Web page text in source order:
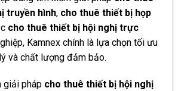
truyền hình, cho thuê thiết bị họp
cho thuê thiết bị hội nghị trực
Kamnex chính là lựa chọn tối ưu
và chất lượng đảm bảo.
giải pháp cho thuê thiết bị hội nghị